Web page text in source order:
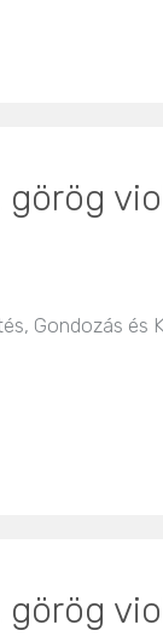
görög
Gondozás és
görög